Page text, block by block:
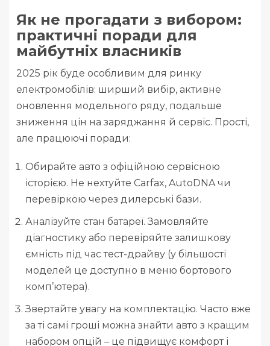
Як не прогадати з вибором:
практичні поради для
майбутніх власників
2025 рік буде особливим для ринку
електромобілів: ширший вибір, активне
оновлення модельного ряду, подальше
зниження цін на заряджання й сервіс. Прості,
але працюючі поради:
Обирайте авто з офіційною сервісною
історією. Не нехтуйте Carfax, AutoDNA чи
перевіркою через дилерські бази.
Аналізуйте стан батареї. Замовляйте
діагностику або перевіряйте залишкову
ємність під час тест-драйву (у більшості
моделей це доступно в меню бортового
комп’ютера).
Звертайте увагу на комплектацію. Часто вже
за ті самі гроші можна знайти авто з кращим
набором опцій – це підвищує комфорт і